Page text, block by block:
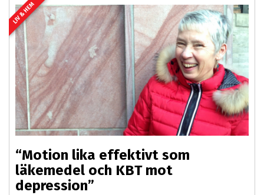
LIV & HEM
“Motion lika effektivt som
läkemedel och KBT mot
depression”